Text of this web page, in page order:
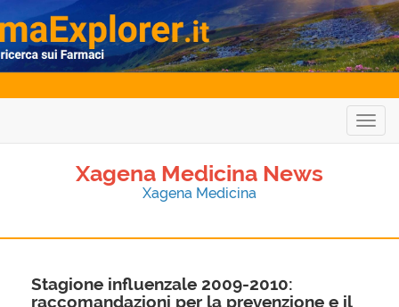
Xagena Medicina News
Xagena Medicina
Stagione influenzale 2009-2010:
raccomandazioni per la prevenzione e il